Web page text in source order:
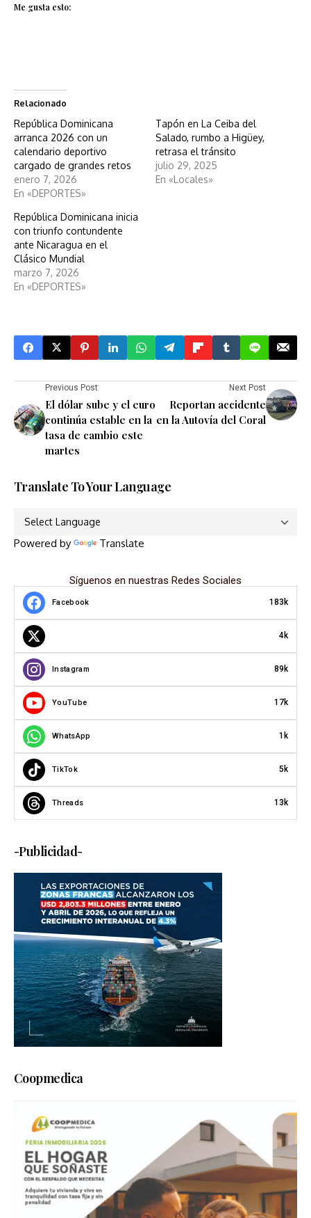
Me gusta esto:
Relacionado
República Dominicana
arranca 2026 con un
calendario deportivo
cargado de grandes retos
enero 7, 2026
En «DEPORTES»
Tapón en La Ceiba del
Salado, rumbo a Higüey,
retrasa el tránsito
julio 29, 2025
En «Locales»
República Dominicana inicia
con triunfo contundente
ante Nicaragua en el
Clásico Mundial
marzo 7, 2026
En «DEPORTES»
Previous Post
El dólar sube y el euro
continúa estable en la
tasa de cambio este
martes
Next Post
Reportan accidente
en la Autovía del Coral
Translate To Your Language
Powered by Translate
Síguenos en nuestras Redes Sociales
Facebook 183k
4k
Instagram 89k
YouTube 17k
WhatsApp 1k
TikTok 5k
Threads 13k
-Publicidad-
Coopmedica